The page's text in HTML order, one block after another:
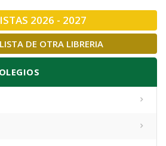
2026 - 2027
DE OTRA LIBRERIA